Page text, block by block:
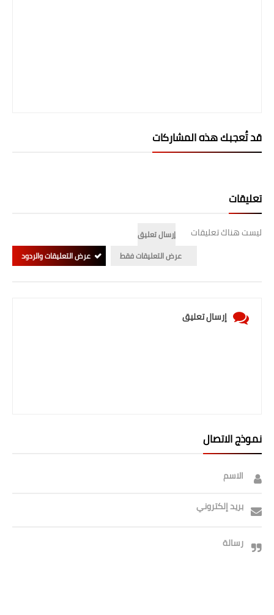
قد تُعجبك هذه المشاركات
تعليقات
ليست هناك تعليقات
إرسال تعليق
عرض التعليقات فقط
عرض التعليقات والردود
إرسال تعليق
نموذج الاتصال
الاسم
بريد إلكتروني
رسالة